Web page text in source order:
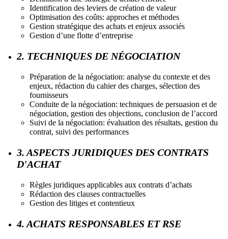
Identification des leviers de création de valeur
Optimisation des coûts: approches et méthodes
Gestion stratégique des achats et enjeux associés
Gestion d’une flotte d’entreprise
2. TECHNIQUES DE NÉGOCIATION
Préparation de la négociation: analyse du contexte et des
enjeux, rédaction du cahier des charges, sélection des
fournisseurs
Conduite de la négociation: techniques de persuasion et de
négociation, gestion des objections, conclusion de l’accord
Suivi de la négociation: évaluation des résultats, gestion du
contrat, suivi des performances
3. ASPECTS JURIDIQUES DES CONTRATS
D'ACHAT
Règles juridiques applicables aux contrats d’achats
Rédaction des clauses contractuelles
Gestion des litiges et contentieux
4. ACHATS RESPONSABLES ET RSE